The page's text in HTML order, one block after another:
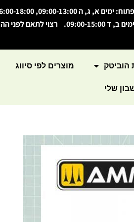
פתוח: ימים א, ג, ה 09:00-13:00, 16:00-18:00
ימים ב, ד 09:00-15:00. רצוי לתאם לפני ההגעה
הוביטק מוצרים לפי סיווג
שלי